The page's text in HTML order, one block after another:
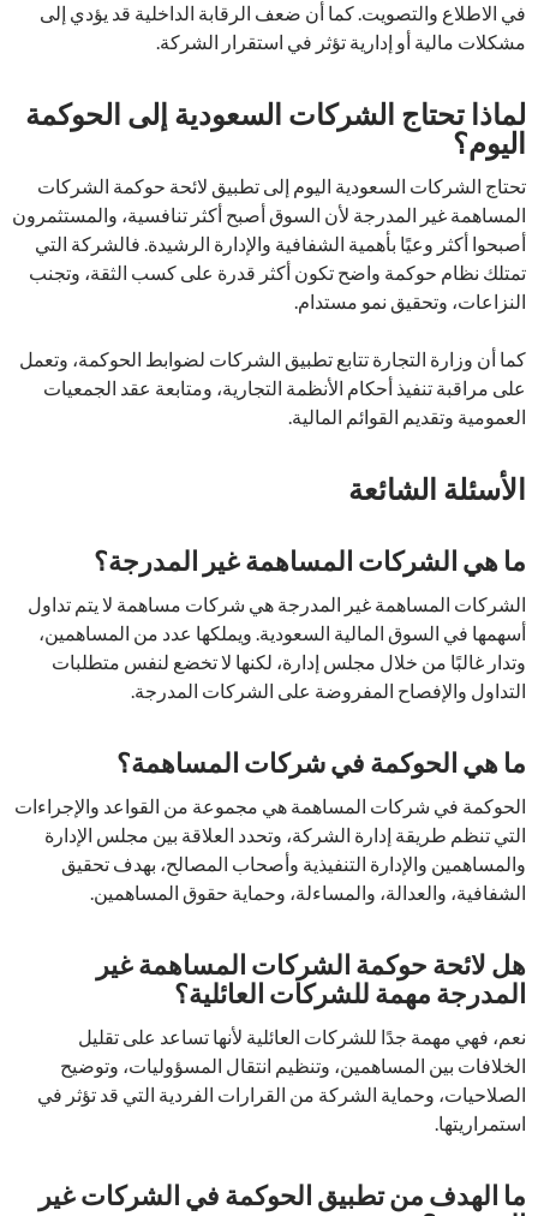
في الاطلاع والتصويت. كما أن ضعف الرقابة الداخلية قد يؤدي إلى
مشكلات مالية أو إدارية تؤثر في استقرار الشركة.
لماذا تحتاج الشركات السعودية إلى الحوكمة
اليوم؟
تحتاج الشركات السعودية اليوم إلى تطبيق لائحة حوكمة الشركات
المساهمة غير المدرجة لأن السوق أصبح أكثر تنافسية، والمستثمرون
أصبحوا أكثر وعيًا بأهمية الشفافية والإدارة الرشيدة. فالشركة التي
تمتلك نظام حوكمة واضح تكون أكثر قدرة على كسب الثقة، وتجنب
النزاعات، وتحقيق نمو مستدام.
كما أن وزارة التجارة تتابع تطبيق الشركات لضوابط الحوكمة، وتعمل
على مراقبة تنفيذ أحكام الأنظمة التجارية، ومتابعة عقد الجمعيات
العمومية وتقديم القوائم المالية.
الأسئلة الشائعة
ما هي الشركات المساهمة غير المدرجة؟
الشركات المساهمة غير المدرجة هي شركات مساهمة لا يتم تداول
أسهمها في السوق المالية السعودية. ويملكها عدد من المساهمين،
وتدار غالبًا من خلال مجلس إدارة، لكنها لا تخضع لنفس متطلبات
التداول والإفصاح المفروضة على الشركات المدرجة.
ما هي الحوكمة في شركات المساهمة؟
الحوكمة في شركات المساهمة هي مجموعة من القواعد والإجراءات
التي تنظم طريقة إدارة الشركة، وتحدد العلاقة بين مجلس الإدارة
والمساهمين والإدارة التنفيذية وأصحاب المصالح، بهدف تحقيق
الشفافية، والعدالة، والمساءلة، وحماية حقوق المساهمين.
هل لائحة حوكمة الشركات المساهمة غير
المدرجة مهمة للشركات العائلية؟
نعم، فهي مهمة جدًا للشركات العائلية لأنها تساعد على تقليل
الخلافات بين المساهمين، وتنظيم انتقال المسؤوليات، وتوضيح
الصلاحيات، وحماية الشركة من القرارات الفردية التي قد تؤثر في
استمراريتها.
ما الهدف من تطبيق الحوكمة في الشركات غير